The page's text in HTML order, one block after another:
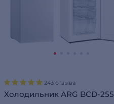
243 отзыва
Холодильник ARG BCD-255